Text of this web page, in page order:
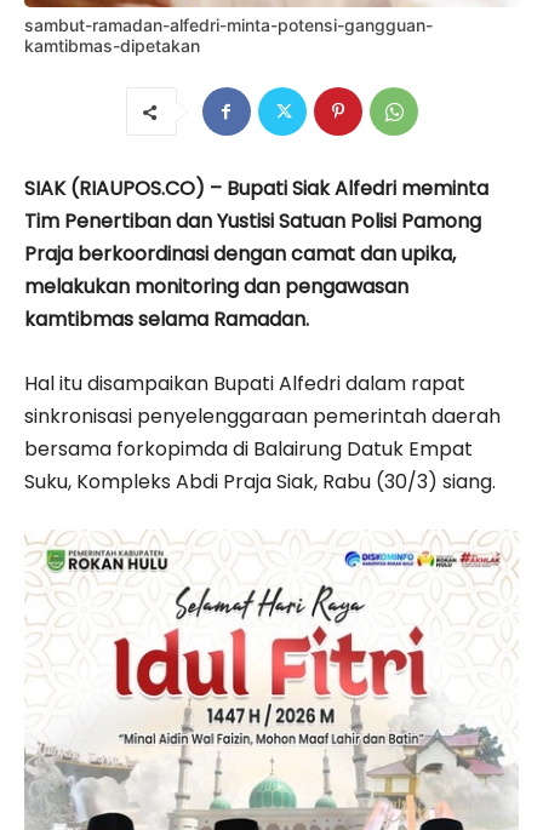
sambut-ramadan-alfedri-minta-potensi-gangguan-
kamtibmas-dipetakan
SIAK (RIAUPOS.CO) – Bupati Siak Alfedri meminta
Tim Penertiban dan Yustisi Satuan Polisi Pamong
Praja berkoordinasi dengan camat dan upika,
melakukan monitoring dan pengawasan
kamtibmas selama Ramadan.
Hal itu disampaikan Bupati Alfedri dalam rapat
sinkronisasi penyelenggaraan pemerintah daerah
bersama forkopimda di Balairung Datuk Empat
Suku, Kompleks Abdi Praja Siak, Rabu (30/3) siang.